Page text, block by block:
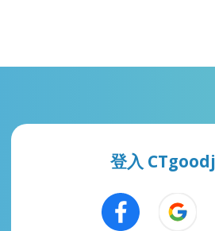
登入